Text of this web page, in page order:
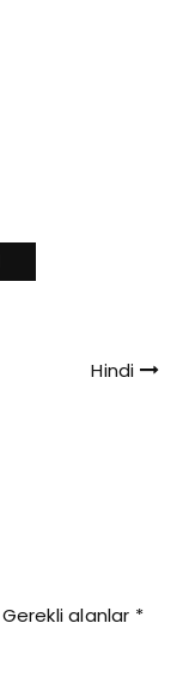
Hindi
Gerekli alanlar *